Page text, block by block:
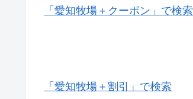
「愛知牧場＋クーポン」で検索
「愛知牧場＋割引」で検索